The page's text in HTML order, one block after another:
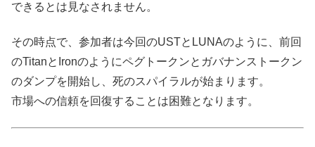
できるとは見なされません。
その時点で、参加者は今回のUSTとLUNAのように、前回
のTitanとIronのようにペグトークンとガバナンストークン
のダンプを開始し、死のスパイラルが始まります。
市場への信頼を回復することは困難となります。